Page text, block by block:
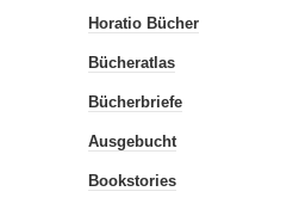
Horatio Bücher
Bücheratlas
Bücherbriefe
Ausgebucht
Bookstories